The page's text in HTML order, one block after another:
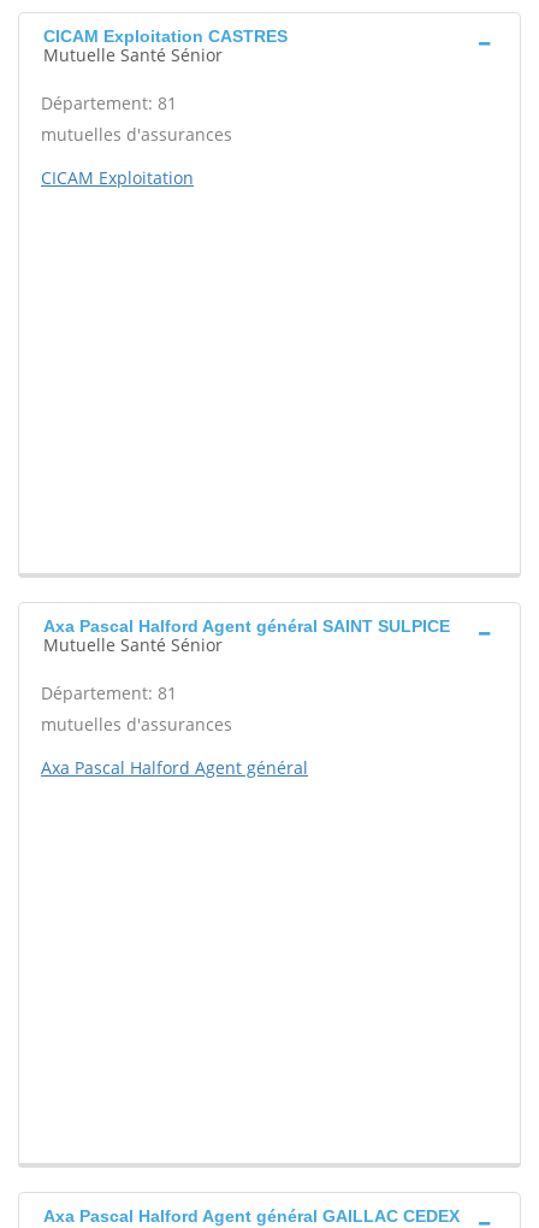
CICAM Exploitation CASTRES
Mutuelle Santé Sénior
Département: 81
mutuelles d'assurances
CICAM Exploitation
Axa Pascal Halford Agent général SAINT SULPICE
Mutuelle Santé Sénior
Département: 81
mutuelles d'assurances
Axa Pascal Halford Agent général
Axa Pascal Halford Agent général GAILLAC CEDEX